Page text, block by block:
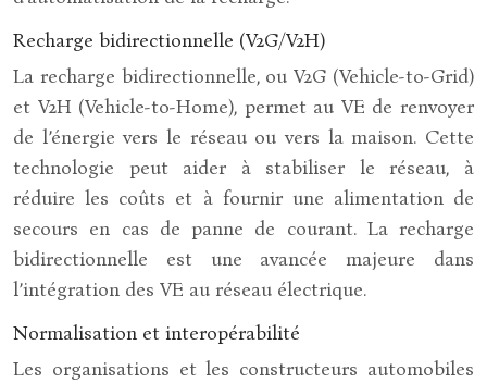
Recharge bidirectionnelle (V2G/V2H)
La recharge bidirectionnelle, ou V2G (Vehicle-to-Grid)
et V2H (Vehicle-to-Home), permet au VE de renvoyer
de l’énergie vers le réseau ou vers la maison. Cette
technologie peut aider à stabiliser le réseau, à
réduire les coûts et à fournir une alimentation de
secours en cas de panne de courant. La recharge
bidirectionnelle est une avancée majeure dans
l’intégration des VE au réseau électrique.
Normalisation et interopérabilité
Les organisations et les constructeurs automobiles